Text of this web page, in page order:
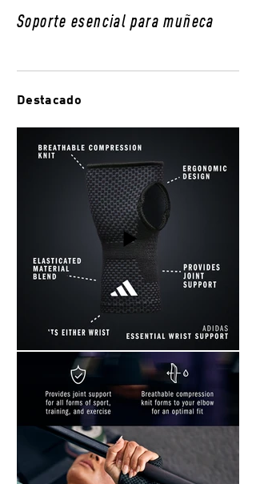
Soporte esencial para muñeca
Destacado